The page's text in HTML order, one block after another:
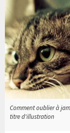
Comment oublier à
titre d'illustration